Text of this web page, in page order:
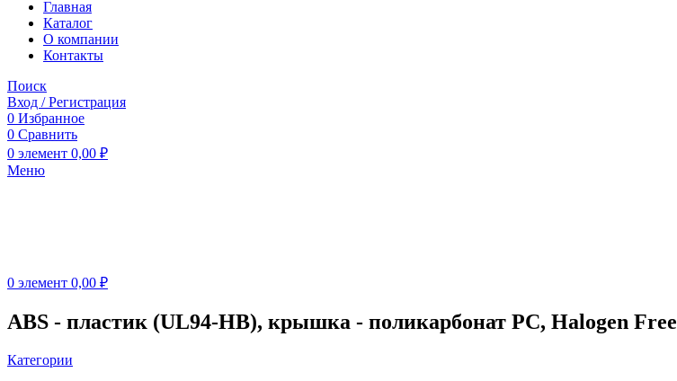
Главная
Каталог
О компании
Контакты
Поиск
Вход / Регистрация
0 Избранное
0 Сравнить
0 элемент 0,00 ₽
Меню
0 элемент 0,00 ₽
ABS - пластик (UL94-HB), крышка - поликарбонат PC, Halogen Free
Категории